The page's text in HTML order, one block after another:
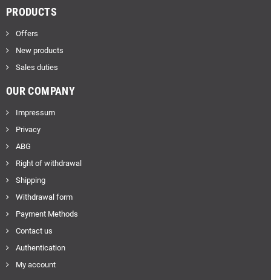
PRODUCTS
Offers
New products
Sales duties
OUR COMPANY
Impressum
Privacy
ABG
Right of withdrawal
Shipping
Withdrawal form
Payment Methods
Contact us
Authentication
My account